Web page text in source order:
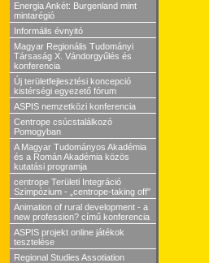
Energia Ankét: Burgenland mint
mintarégió
Informális évnyitó
Magyar Regionális Tudományi
Társaság X. Vándorgyűlés és
konferencia
Új területfejlesztési koncepció
kistérségi egyezető fórum
ASPIS nemzetközi konferencia
Centrope csúcstalálkozó
Pomogyban
A Magyar Tudományos Akadémia
és a Román Akadémia közös
kutatási programja
centrope Területi Integráció
Szimpózium - „centrope-taking off"
Animation of rural development - a
new profession? című konferencia
ASPIS projekt online játékok
tesztelése
Regional Studies Assotiation